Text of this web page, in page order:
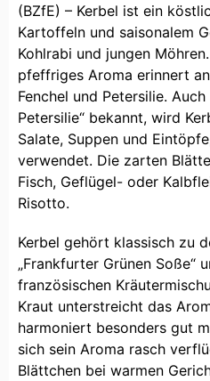
(BZfE) – Kerbel ist ein
Kartoffeln und saisonalem
Kohlrabi und jungen
pfeffriges Aroma erinnert
Fenchel und Petersilie.
Petersilie“ bekannt, wird
Salate, Suppen und
verwendet. Die zarten
Fisch, Geflügel- oder
Risotto.
Kerbel gehört klassisch zu
„Frankfurter Grünen Soße“
französischen
Kraut unterstreicht das
harmoniert besonders gut
sich sein Aroma rasch
Blättchen bei warmen